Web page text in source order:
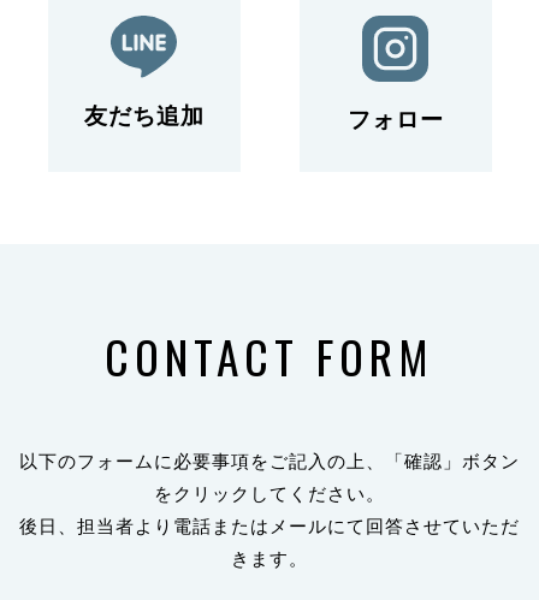
友だち追加 フォロー
CONTACT FORM
以下のフォームに必要事項をご記入の上、「確認」ボタン
をクリックしてください。
後日、担当者より電話またはメールにて回答させていただ
きます。